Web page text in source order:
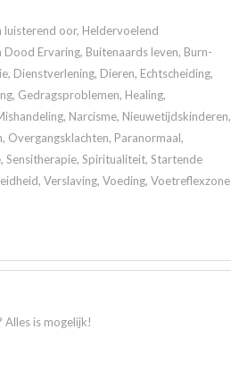
luisterend oor, Heldervoelend
Ervaring, Buitenaards leven, Burn-
Dienstverlening, Dieren, Echtscheiding,
Gedragsproblemen, Healing,
Narcisme, Nieuwetijdskinderen,
Overgangsklachten, Paranormaal,
Sensitherapie, Spiritualiteit, Startende
Verslaving, Voeding, Voetreflexzone
Alles is mogelijk!